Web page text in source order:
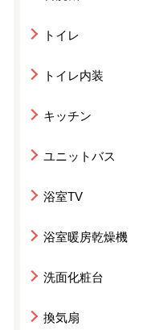
トイレ
トイレ内装
キッチン
ユニットバス
浴室TV
浴室暖房乾燥機
洗面化粧台
換気扇